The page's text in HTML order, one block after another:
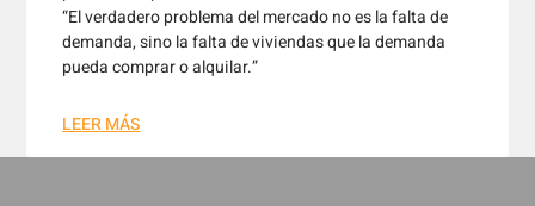
“El verdadero problema del mercado no es la falta de
demanda, sino la falta de viviendas que la demanda
pueda comprar o alquilar.”
LEER MÁS